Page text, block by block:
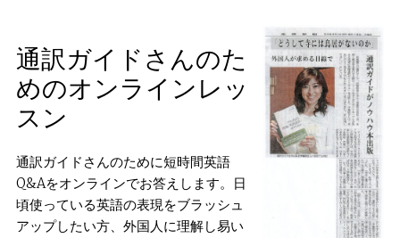
通訳ガイドさんのた
めのオンラインレッ
スン
通訳ガイドさんのために短時間英語
Q&Aをオンラインでお答えします。日
頃使っている英語の表現をブラッシュ
アップしたい方、外国人に理解し易い